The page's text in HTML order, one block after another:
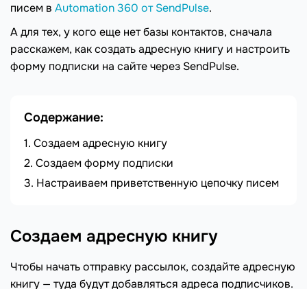
писем в Automation 360 от SendPulse.
А для тех, у кого еще нет базы контактов, сначала
расскажем, как создать адресную книгу и настроить
форму подписки на сайте через SendPulse.
Содержание:
Создаем адресную книгу
Создаем форму подписки
Настраиваем приветственную цепочку писем
Создаем адресную книгу
Чтобы начать отправку рассылок, создайте адресную
книгу — туда будут добавляться адреса подписчиков.